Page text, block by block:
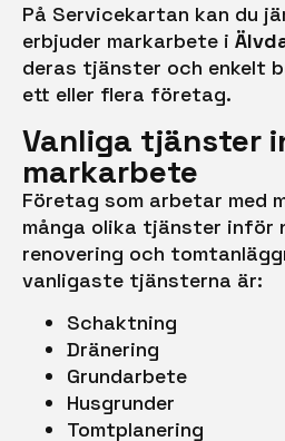
På Servicekartan kan du
erbjuder markarbete i
deras tjänster och enkelt
ett eller flera företag.
Vanliga tjänster
markarbete
Företag som arbetar med
många olika tjänster inför
renovering och
vanligaste tjänsterna är:
Schaktning
Dränering
Grundarbete
Husgrunder
Tomtplanering